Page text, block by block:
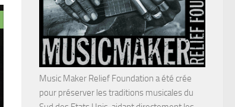
Music Maker Relief Foundation a été crée
pour préserver les traditions musicales du